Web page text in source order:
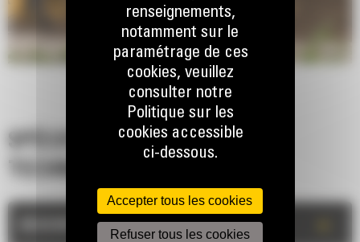
SPÉCIFICATIONS
TECHNIQUES
DESCRIPTION
renseignements,
notamment sur le
paramétrage de ces
cookies, veuillez
consulter notre
Politique sur les
cookies accessible
ci-dessous.
Accepter tous les cookies
Refuser tous les cookies